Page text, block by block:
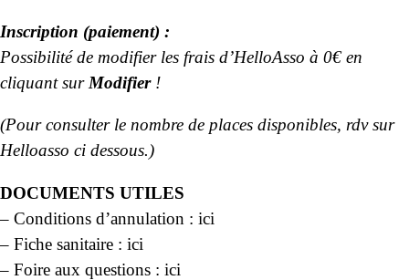
Inscription (paiement) :
Possibilité de modifier les frais d’HelloAsso à 0€ en
cliquant surModifier !
(Pour consulter le nombre de places disponibles, rdv sur
Helloasso ci dessous.)
DOCUMENTS UTILES
– Conditions d’annulation : ici
– Fiche sanitaire : ici
– Foire aux questions : ici